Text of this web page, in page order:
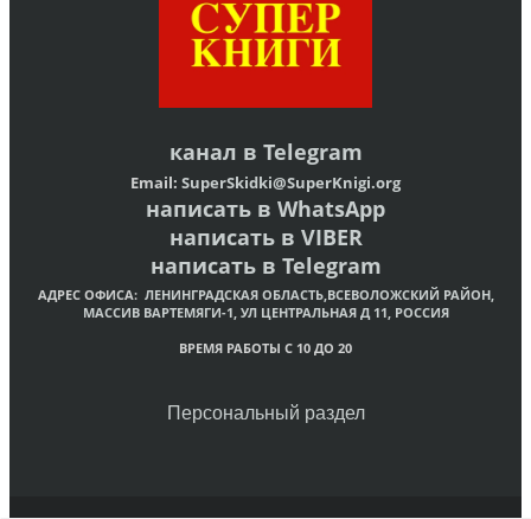
канал в Telegram
Email: SuperSkidki@SuperKnigi.org
написать в WhatsApp
написать в VIBER
написать в Telegram
АДРЕС ОФИСА: ЛЕНИНГРАДСКАЯ ОБЛАСТЬ,ВСЕВОЛОЖСКИЙ РАЙОН,
МАССИВ ВАРТЕМЯГИ-1, УЛ ЦЕНТРАЛЬНАЯ Д 11, РОССИЯ
ВРЕМЯ РАБОТЫ С 10 ДО 20
Персональный раздел